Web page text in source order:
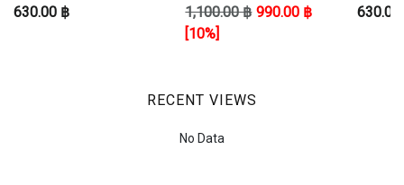
SHO
630.00 ฿ 1,100.00 ฿ 990.00 ฿
[10%]
RECENT VIEWS
No Data